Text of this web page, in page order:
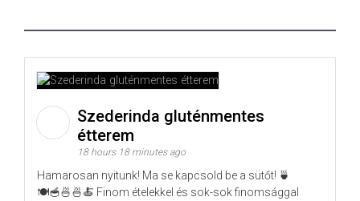
Szederinda gluténmentes
étterem
18 hours 18 minutes ago
Hamarosan nyitunk! Ma se kapcsold be a sütőt! 🍵
🍽️🥣🍜🍜🍝 Finom ételekkel és sok-sok finomsággal